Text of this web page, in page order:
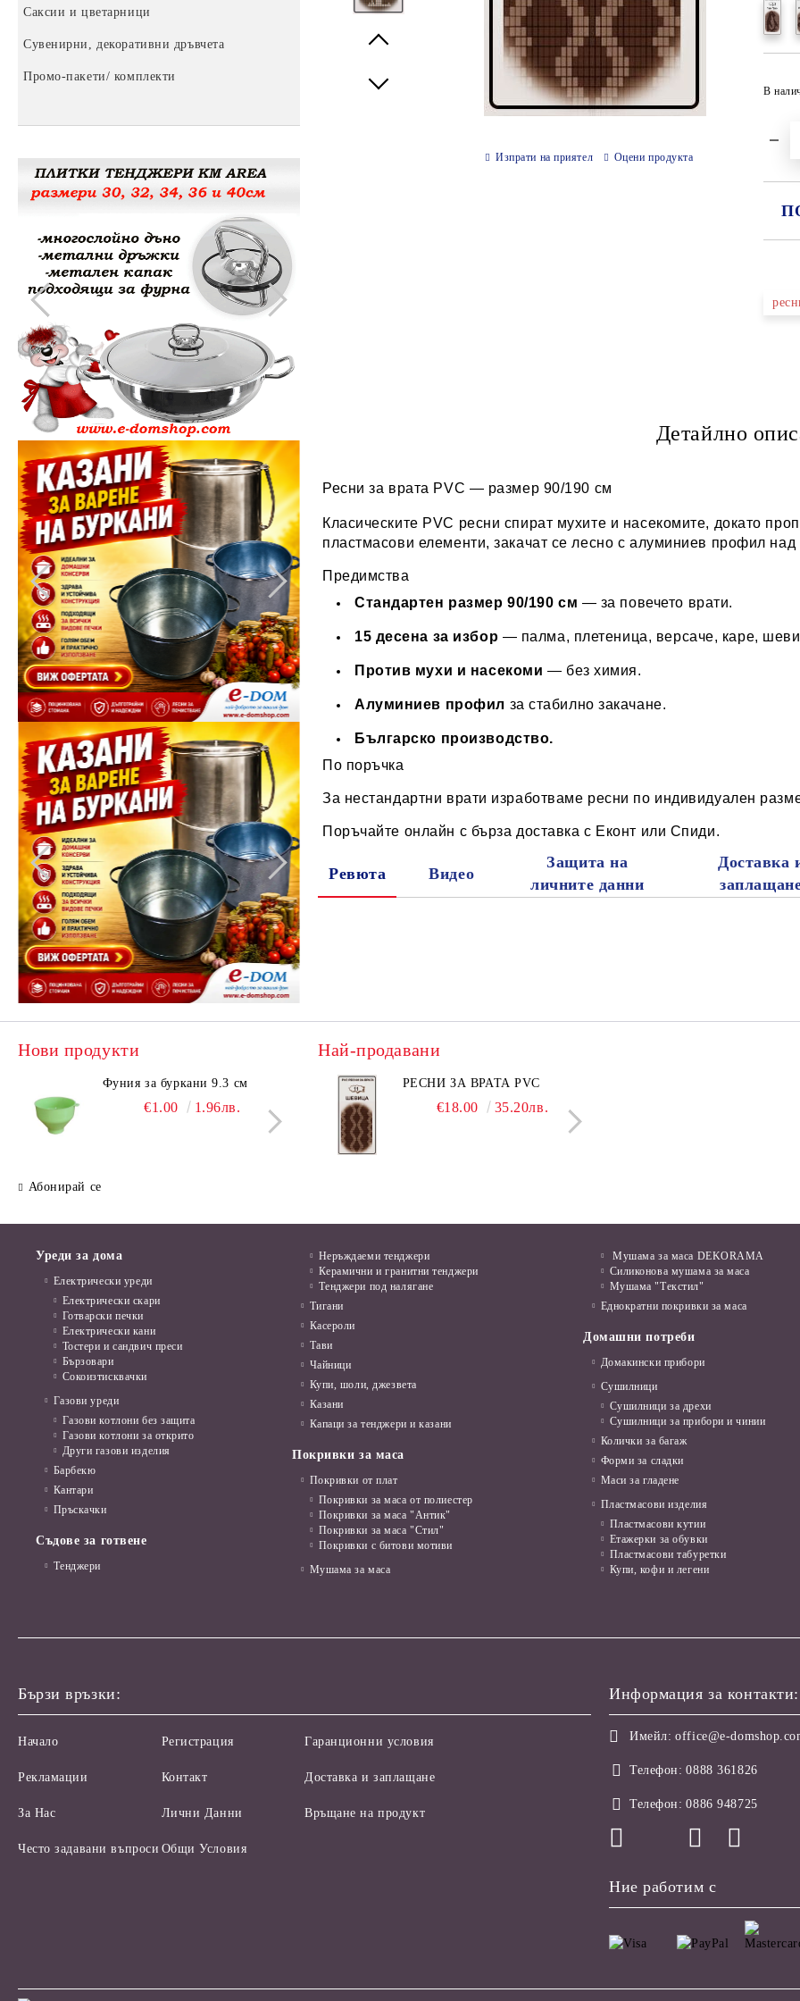
Пластмасови кутии
Етажерки за обувки
Пластмасови табуретки
Ръчни уреди
Помпи за вода
За баня
Други домашни потреби
Саксии и цветарници
Сувенирни, декоративни дръвчета
Промо-пакети/ комплекти
В
Изпрати на приятел Оцени продукта
Детайлно
Ресни за врата PVC — размер 90/190 см
Класическите PVC ресни спират мухите и насекомите, докато
пластмасови елементи, закачат се лесно с алуминиев профил над
Предимства
Стандартен размер 90/190 см — за повечето врати.
15 десена за избор — палма, плетеница, версаче, каре,
Против мухи и насекоми — без химия.
Алуминиев профил за стабилно закачане.
Българско производство.
По поръчка
За нестандартни врати изработваме ресни по индивидуален
Поръчайте онлайн с бърза доставка с Еконт или Спиди.
Ревюта Видео
Защита на
личните данни
Доставка
Нови продукти
Фуния за буркани 9.3 см
€1.00 1.96лв.
Поцинкован капак 50 см
€6.50 12.71лв.
Абонирай се
Най-продавани
РЕСНИ ЗА ВРАТА PVC
€18.00 35.20лв.
Уреди за дома
Електрически уреди
Електрически скари
Готварски печки
Електрически кани
Тостери и сандвич преси
Бързовари
Сокоизтисквачки
Газови уреди
Газови котлони без защита
Газови котлони за открито
Други газови изделия
Барбекю
Кантари
Пръскачки
Съдове за готвене
Тенджери
Неръждаеми тенджери
Керамични и гранитни тенджери
Тенджери под налягане
Тигани
Касероли
Тави
Чайници
Купи, шоли, джезвета
Казани
Капаци за тенджери и казани
Покривки за маса
Покривки от плат
Покривки за маса от полиестер
Покривки за маса "Антик"
Покривки за маса "Стил"
Покривки с битови мотиви
Мушама за маса
Мушама за маса DEKORAMA
Силиконова мушама за маса
Мушама "Текстил"
Еднократни покривки за маса
Домашни потреби
Домакински прибори
Сушилници
Сушилници за дрехи
Сушилници за прибори и чинии
Колички за багаж
Форми за сладки
Маси за гладене
Пластмасови изделия
Пластмасови кутии
Етажерки за обувки
Пластмасови табуретки
Купи, кофи и легени
Бързи връзки:
Начало
Рекламации
За Нас
Често задавани въпроси
Регистрация
Контакт
Лични Данни
Общи Условия
Гаранционни условия
Доставка и заплащане
Връщане на продукт
Информация за контакти:
Имейл: office@e-
Телефон: 0888 361826
Телефон: 0886 948725
Ние работим с